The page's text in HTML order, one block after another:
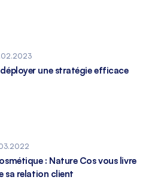
une stratégie efficace
: Nature Cos vous livre
sa relation client